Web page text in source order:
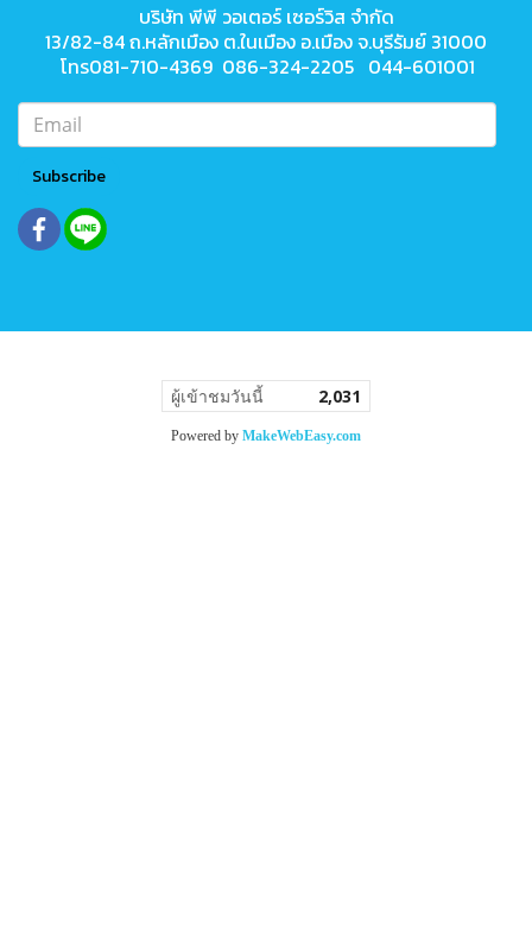
บริษัท พีพี วอเตอร์ เซอร์วิส จำกัด
13/82-84 ถ.หลักเมือง ต.ในเมือง อ.เมือง จ.บุรีรัมย์ 31000
โทร081-710-4369 086-324-2205 044-601001
Subscribe
ผู้เข้าชมวันนี้ 2,031
Powered by MakeWebEasy.com